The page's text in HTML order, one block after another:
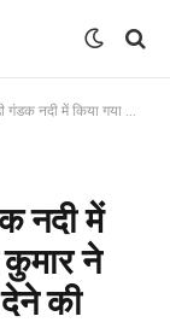
संजय कुमार ने मंदिर निर्माण में 11000 रुपए देने की घोषणा की
नदी में
ने
की